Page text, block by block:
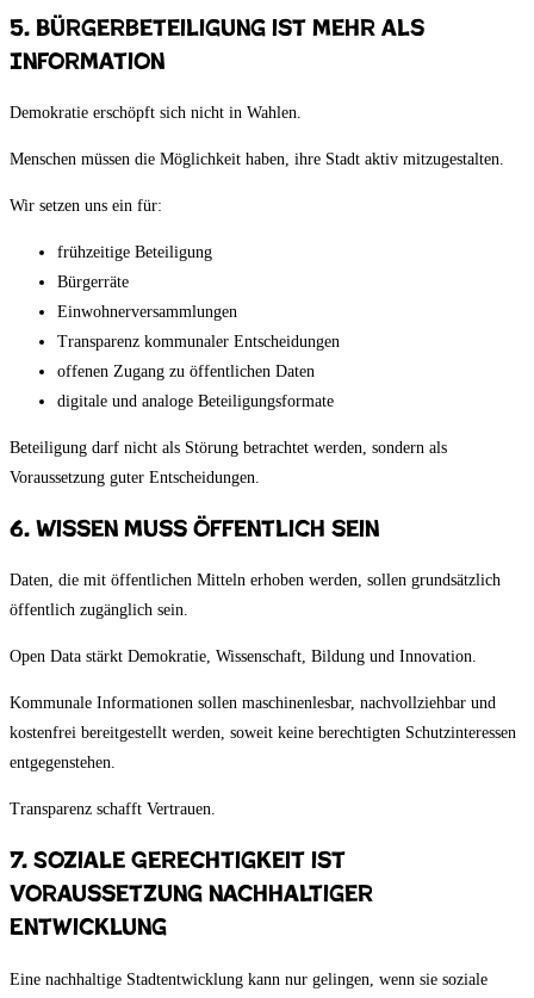
5. Bürgerbeteiligung ist mehr als
Information
Demokratie erschöpft sich nicht in Wahlen.
Menschen müssen die Möglichkeit haben, ihre Stadt aktiv mitzugestalten.
Wir setzen uns ein für:
frühzeitige Beteiligung
Bürgerräte
Einwohnerversammlungen
Transparenz kommunaler Entscheidungen
offenen Zugang zu öffentlichen Daten
digitale und analoge Beteiligungsformate
Beteiligung darf nicht als Störung betrachtet werden, sondern als
Voraussetzung guter Entscheidungen.
6. Wissen muss öffentlich sein
Daten, die mit öffentlichen Mitteln erhoben werden, sollen grundsätzlich
öffentlich zugänglich sein.
Open Data stärkt Demokratie, Wissenschaft, Bildung und Innovation.
Kommunale Informationen sollen maschinenlesbar, nachvollziehbar und
kostenfrei bereitgestellt werden, soweit keine berechtigten Schutzinteressen
entgegenstehen.
Transparenz schafft Vertrauen.
7. Soziale Gerechtigkeit ist
Voraussetzung nachhaltiger
Entwicklung
Eine nachhaltige Stadtentwicklung kann nur gelingen, wenn sie soziale